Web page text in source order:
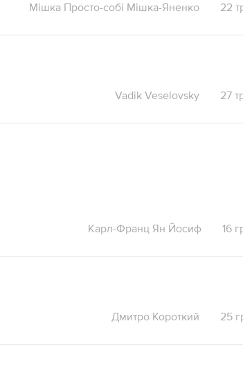
Мішка Просто-собі Мішка-Яненко 22
Vadik Veselovsky 27
Карл-Франц Ян Йосиф 16
Дмитро Короткий 25